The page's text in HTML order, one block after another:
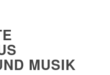
MUSIK